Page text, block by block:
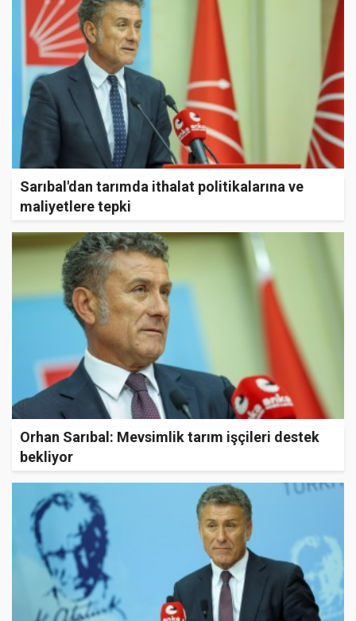
Sarıbal'dan tarımda ithalat politikalarına ve
maliyetlere tepki
Orhan Sarıbal: Mevsimlik tarım işçileri destek
bekliyor